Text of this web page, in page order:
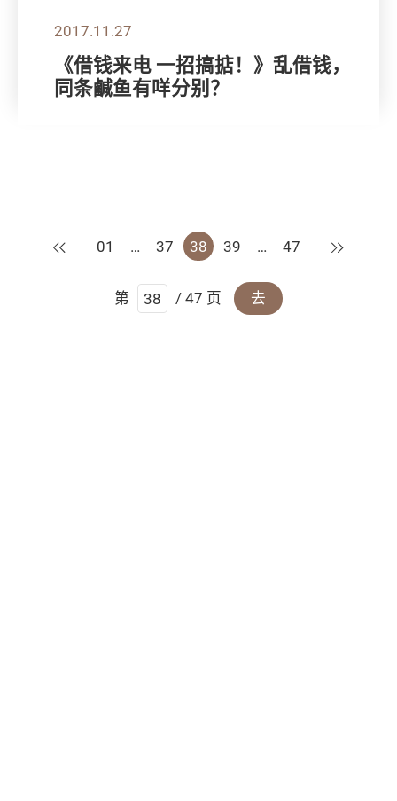
2017.11.27
《借钱来电 一招搞掂！》乱借钱，
同条鹹鱼有咩分别？
上一页
01 … 37 38 39 … 47 下一页
第 / 47 页 去